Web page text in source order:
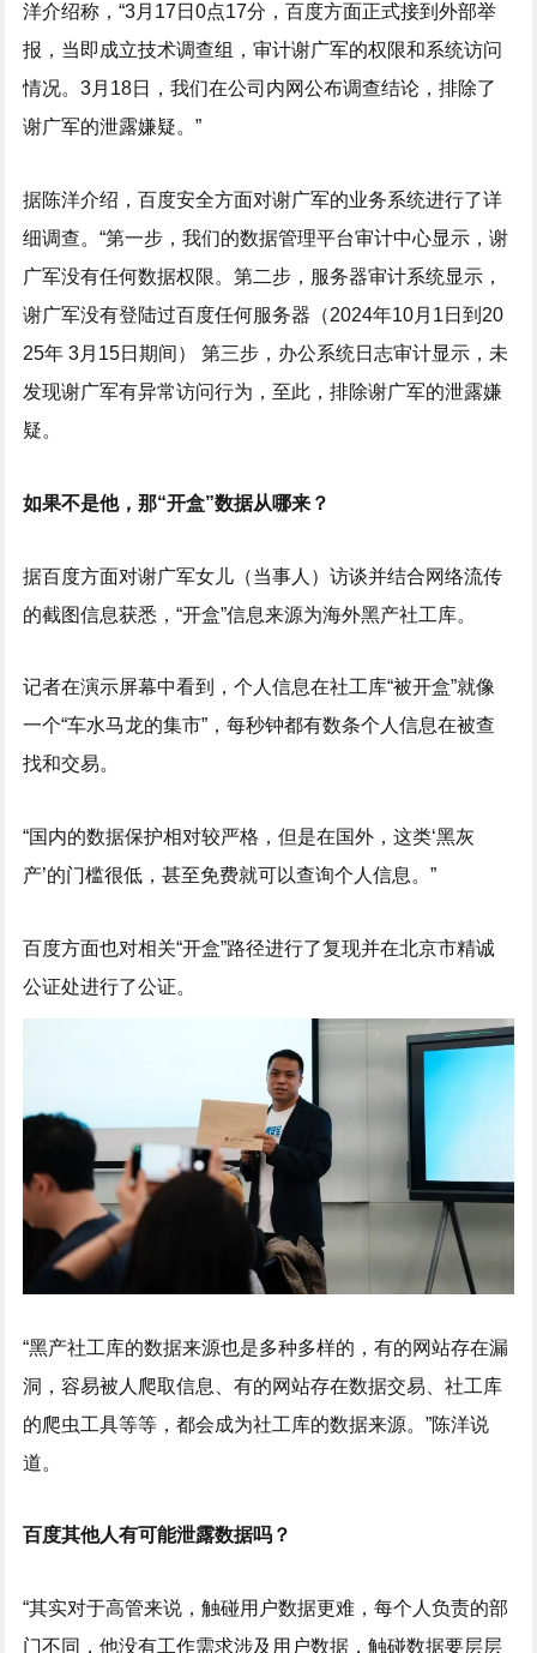
洋介绍称，“3月17日0点17分，百度方面正式接到外部举
报，当即成立技术调查组，审计谢广军的权限和系统访问
情况。3月18日，我们在公司内网公布调查结论，排除了
谢广军的泄露嫌疑。”
据陈洋介绍，百度安全方面对谢广军的业务系统进行了详
细调查。“第一步，我们的数据管理平台审计中心显示，谢
广军没有任何数据权限。第二步，服务器审计系统显示，
谢广军没有登陆过百度任何服务器（2024年10月1日到20
25年 3月15日期间） 第三步，办公系统日志审计显示，未
发现谢广军有异常访问行为，至此，排除谢广军的泄露嫌
疑。
如果不是他，那“开盒”数据从哪来？
据百度方面对谢广军女儿（当事人）访谈并结合网络流传
的截图信息获悉，“开盒”信息来源为海外黑产社工库。
记者在演示屏幕中看到，个人信息在社工库“被开盒”就像
一个“车水马龙的集市”，每秒钟都有数条个人信息在被查
找和交易。
“国内的数据保护相对较严格，但是在国外，这类‘黑灰
产’的门槛很低，甚至免费就可以查询个人信息。”
百度方面也对相关“开盒”路径进行了复现并在北京市精诚
公证处进行了公证。
“黑产社工库的数据来源也是多种多样的，有的网站存在漏
洞，容易被人爬取信息、有的网站存在数据交易、社工库
的爬虫工具等等，都会成为社工库的数据来源。”陈洋说
道。
百度其他人有可能泄露数据吗？
“其实对于高管来说，触碰用户数据更难，每个人负责的部
门不同，他没有工作需求涉及用户数据，触碰数据要层层